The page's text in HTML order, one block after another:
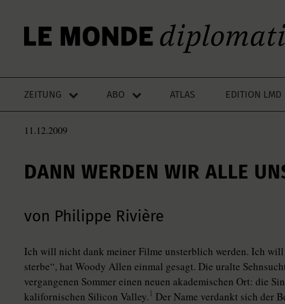
ZEITUNG ABO ATLAS EDITION LMD
11.12.2009
DANN WERDEN WIR ALLE
von Philippe Rivière
Ich will nicht dank meiner Filme unsterblich werden. Ich
sterbe“, hat Woody Allen einmal gesagt. Die uralte
vergangenen Sommer einen neuen akademischen Ort: die
kalifornischen Silicon Valley. 1 Der Name verdankt sich der